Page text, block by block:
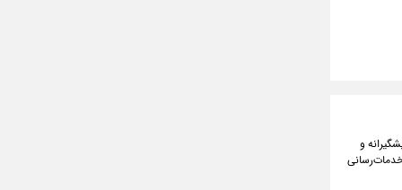
پیشگیرانه و
خدمات‌رسانی